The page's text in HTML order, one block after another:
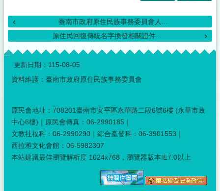
臺南市政府原住民族事務委員會人...
原住民回復傳統名字換發相關證件...
:::
更新日期： 115-08-05
資料維護：臺南市政府原住民族事務委員會
原民會地址：708201臺南市安平區永華路二段6號6樓 (永華市政
中心6樓)｜原民會傳真：06-2990185｜
文教社福科：06-2990290｜綜合產發科：06-3901553｜
西拉雅文化會館：06-5982307
本站建議最佳瀏覽解析度 1024x768，瀏覽器版本IE7.0以上